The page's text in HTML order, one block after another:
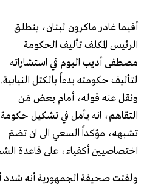
أفيما غادر ماكرون لبنان، ينطلق
الرئيس المكلف تأليف الحكومة
مصطفى أديب اليوم في استشاراته
لتأليف حكومته بدءاً بالكتل النيابية.
ونقل عنه قوله، أمام بعض مَن
التقاهم، انه يأمل في تشكيل حكومة
تشبهه، مؤكداً السعي الى ان تضمّ
اختصاصيين أكفياء، على قاعدة
ولفتت صحيفة الجمهورية أنه